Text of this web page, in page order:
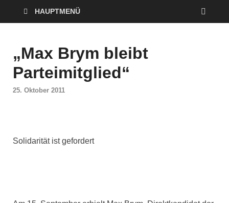
HAUPTMENÜ
„Max Brym bleibt
Parteimitglied“
25. Oktober 2011
Solidarität ist gefordert